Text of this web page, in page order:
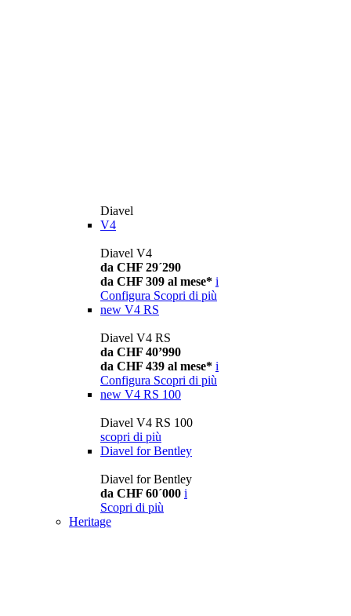
Diavel
V4
Diavel V4
da CHF 29´290
da CHF 309 al mese* i
Configura Scopri di più
new V4 RS
Diavel V4 RS
da CHF 40’990
da CHF 439 al mese* i
Configura Scopri di più
new V4 RS 100
Diavel V4 RS 100
scopri di più
Diavel for Bentley
Diavel for Bentley
da CHF 60´000 i
Scopri di più
Heritage